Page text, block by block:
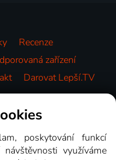
Recenze
zařízení
Darovat Lepší.TV
poskytování funkcí
využíváme